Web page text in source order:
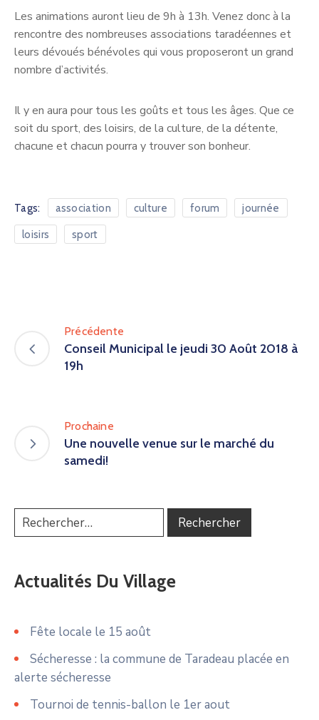
Les animations auront lieu de 9h à 13h. Venez donc à la
rencontre des nombreuses associations taradéennes et
leurs dévoués bénévoles qui vous proposeront un grand
nombre d’activités.
Il y en aura pour tous les goûts et tous les âges. Que ce
soit du sport, des loisirs, de la culture, de la détente,
chacune et chacun pourra y trouver son bonheur.
Tags: association culture forum journée
loisirs sport
Précédente
Conseil Municipal le jeudi 30 Août 2018 à
19h
Prochaine
Une nouvelle venue sur le marché du
samedi!
Actualités Du Village
Fête locale le 15 août
Sécheresse : la commune de Taradeau placée en
alerte sécheresse
Tournoi de tennis-ballon le 1er aout